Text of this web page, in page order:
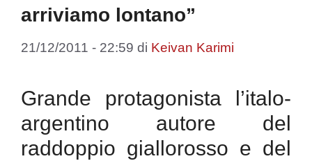
arriviamo lontano”
21/12/2011 - 22:59 di Keivan Karimi
Grande protagonista l’italo-
argentino autore del
raddoppio giallorosso e del